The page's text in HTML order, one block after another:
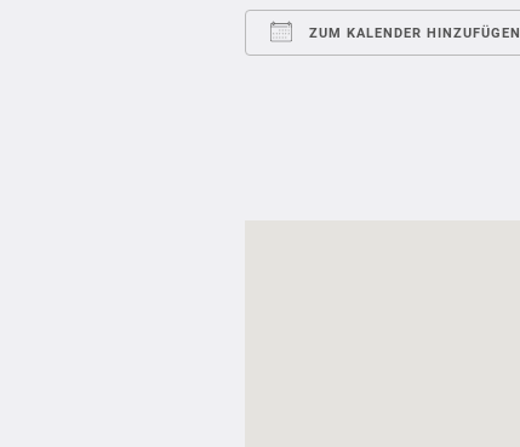
ZUM KALENDER HINZUFÜGEN